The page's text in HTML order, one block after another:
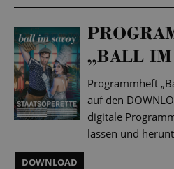
„BALL IM
Programmheft
auf den
digitale
lassen und
DOWNLOAD